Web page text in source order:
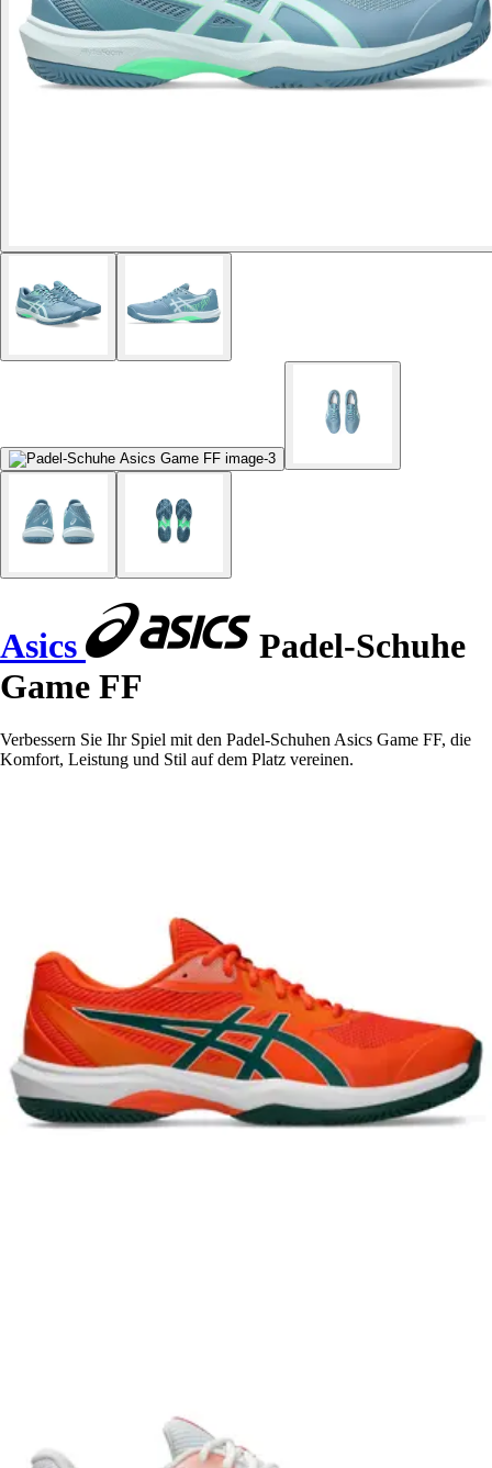
Asics
Padel-Schuhe
Game FF
Verbessern Sie Ihr Spiel mit den Padel-Schuhen Asics Game FF, die
Komfort, Leistung und Stil auf dem Platz vereinen.